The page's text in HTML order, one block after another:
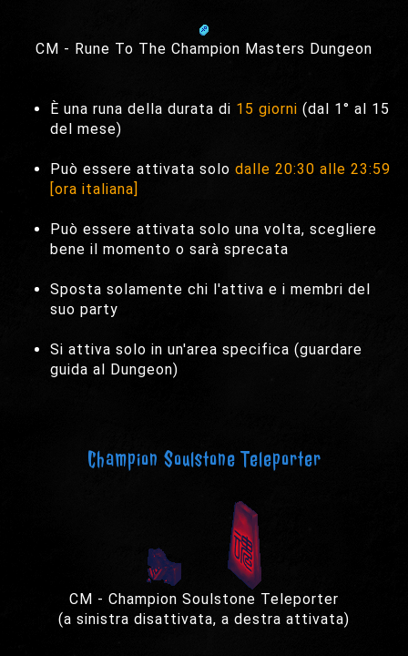
CM - Rune To The Champion Masters Dungeon
È una runa della durata di 15 giorni (dal 1° al 15
del mese)
Può essere attivata solo dalle 20:30 alle 23:59
[ora italiana]
Può essere attivata solo una volta, scegliere
bene il momento o sarà sprecata
Sposta solamente chi l'attiva e i membri del
suo party
Si attiva solo in un'area specifica (guardare
guida al Dungeon)
Champion Soulstone Teleporter
CM - Champion Soulstone Teleporter
(a sinistra disattivata, a destra attivata)